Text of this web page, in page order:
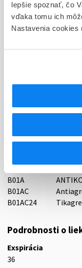
lepšie spoznať, čo
vďaka tomu ich
Nastavenia
Stav
D - Registrácia bez
Sandoz
Indikačná skupina
16 -
KRV A
B01A
B01AC
B01AC24
Podrobnosti o
Exspirácia
36